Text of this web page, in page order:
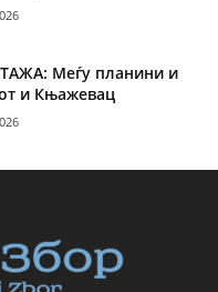
Меѓу планини и
и Књажевац